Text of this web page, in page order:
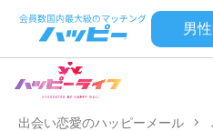
男
出会い恋愛のハッピーメール